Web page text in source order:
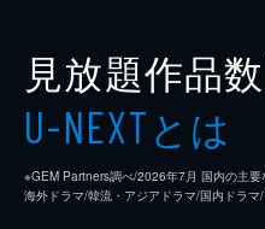
見放題作品数
U-NEXTとは
※GEM Partners調べ/2026年7⽉ 国内の主
海外ドラマ/韓流・アジアドラマ/国内ドラマ